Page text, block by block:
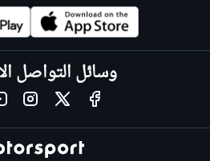
وسائل التواصل